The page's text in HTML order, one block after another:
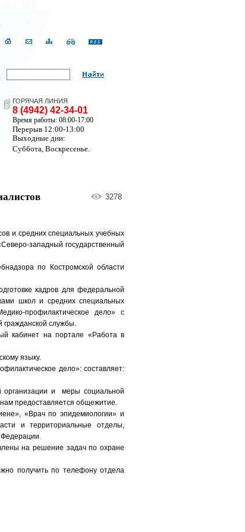
ГОРЯЧАЯ ЛИНИЯ
8 (4942) 42-34-01
Время работы: 08:00-17:00
Перерыв 12:00-13:00
Выходные дни:
Суббота, Воскресенье.
3278
и средних специальных учебных
западный государственный
по Костромской области
кадров для федеральной
школ и средних специальных
профилактическое дело» с
гражданской службы.
кабинет на портале «Работа в
языку.
дело»: составляет:
организации и меры социальной
предоставляется общежитие.
«Врач по эпидемиологии» и
и территориальные отделы,
Федерации.
на решение задач по охране
получить по телефону отдела